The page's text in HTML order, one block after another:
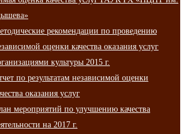
рекомендации по проведению
оценки качества оказания услуг
культуры 2015 г.
по результатам независимой оценки
оказания услуг
мероприятий по улучшению качества
на 2017 г.